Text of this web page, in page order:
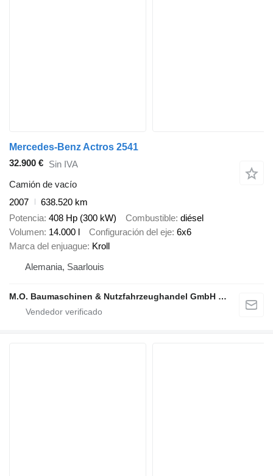
Mercedes-Benz Actros 2541
32.900 € Sin IVA
Camión de vacío
2007
638.520 km
Potencia 408 Hp (300 kW) Combustible diésel
Volumen 14.000 l Configuración del eje 6x6
Marca del enjuague Kroll
Alemania, Saarlouis
M.O. Baumaschinen & Nutzfahrzeughandel GmbH & CO.